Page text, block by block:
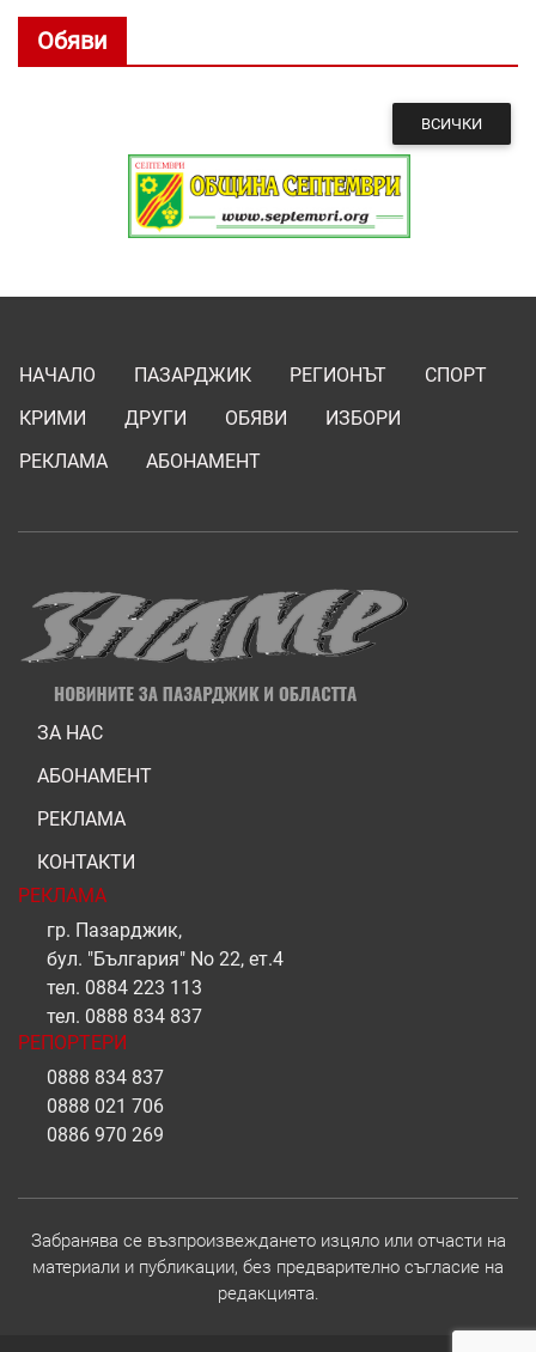
Обяви
ВСИЧКИ
НАЧАЛО ПАЗАРДЖИК РЕГИОНЪТ
СПОРТ
КРИМИ
ДРУГИ ОБЯВИ
ИЗБОРИ
РЕКЛАМА
АБОНАМЕНТ
ЗА НАС
АБОНАМЕНТ
РЕКЛАМА
КОНТАКТИ
РЕКЛАМА
гр. Пазарджик,
бул. "България" No 22, ет.4
тел. 0884 223 113
тел. 0888 834 837
РЕПОРТЕРИ
0888 834 837
0888 021 706
0886 970 269
Забранява се възпроизвеждането изцяло или отчасти на
материали и публикации, без предварително съгласие на
редакцията.